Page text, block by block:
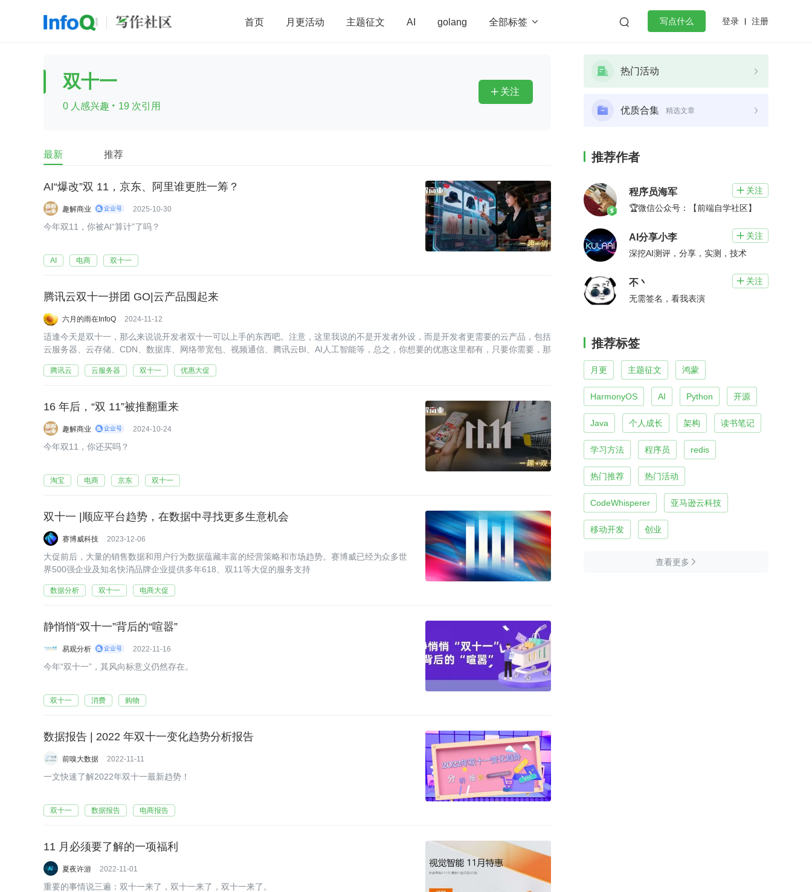
首页 月更活动 主题征文 AI golang 全部标签   写点什么 登录 注册
前端 AI redis
查看更多
双十一
0 人感兴趣 · 19 次引用
 关注
最新 推荐
AI“爆改”双 11，京东、阿里谁更胜一筹？
趣解商业 2025-10-30
今年双11，你被AI“算计”了吗？
AI 电商 双十一
腾讯云双十一拼团 GO|云产品囤起来
六月的雨在InfoQ 2024-11-12
适逢今天是双十一，那么来说说开发者双十一可以上手的东西吧。注意，这里我说的不是开发者外设，而是开发者更需要的云产品，包括
云服务器、云存储、CDN、数据库、网络带宽包、视频通信、腾讯云BI、AI人工智能等，总之，你想要的优惠这里都有，只要你需要，那
腾讯云 云服务器 双十一 优惠大促
16 年后，“双 11”被推翻重来
趣解商业 2024-10-24
今年双11，你还买吗？
淘宝 电商 京东 双十一
双十一 |顺应平台趋势，在数据中寻找更多生意机会
赛博威科技 2023-12-06
大促前后，大量的销售数据和用户行为数据蕴藏丰富的经营策略和市场趋势。赛博威已经为众多世
界500强企业及知名快消品牌企业提供多年618、双11等大促的服务支持
数据分析 双十一 电商大促
静悄悄“双十一”背后的“喧嚣”
易观分析 2022-11-16
今年“双十一”，其风向标意义仍然存在。
双十一 消费 购物
数据报告 | 2022 年双十一变化趋势分析报告
前嗅大数据 2022-11-11
一文快速了解2022年双十一最新趋势！
双十一 数据报告 电商报告
11 月必须要了解的一项福利
夏夜许游 2022-11-01
重要的事情说三遍：双十一来了，双十一来了，双十一来了。
热门活动
优质合集 精选文章
推荐作者
程序员海军  关注
🏆微信公众号：【前端自学社区】
AI分享小李  关注
深挖AI测评，分享，实测，技术
不丶  关注
无需签名，看我表演
推荐标签
月更 主题征文 鸿蒙
HarmonyOS AI Python 开源
Java 个人成长 架构 读书笔记
学习方法 程序员 redis
热门推荐 热门活动
CodeWhisperer 亚马逊云科技
移动开发 创业
查看更多 